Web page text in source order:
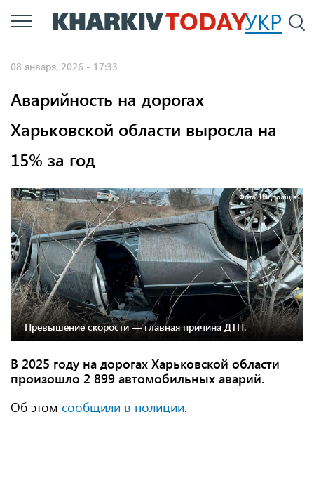
Перейти
к
УКР
08 января, 2026 - 17:33
Аварийность на дорогах
Харьковской области выросла на
15% за год
Фото: Нацполіція
Превышение скорости — главная причина ДТП.
В 2025 году на дорогах Харьковской области
произошло 2 899 автомобильных аварий.
Об этом сообщили в полиции.